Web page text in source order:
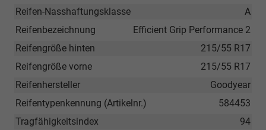
A
Reifen-Nasshaftungsklasse
Efficient Grip Performance 2
Reifenbezeichnung
215/55 R17
Reifengröße hinten
215/55 R17
Reifengröße vorne
Goodyear
Reifenhersteller
584453
Reifentypenkennung (Artikelnr.)
94
Tragfähigkeitsindex